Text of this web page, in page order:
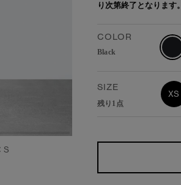
S
り次第終了となります。
COLOR
Black
SIZE
残り1点
XS